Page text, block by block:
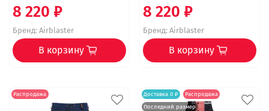
8 220 ₽
Бренд:Airblaster
В корзину
8 220 ₽
Бренд:Airblaster
В корзину
Распродажа Доставка 0 ₽
Распродажа
Последний размер